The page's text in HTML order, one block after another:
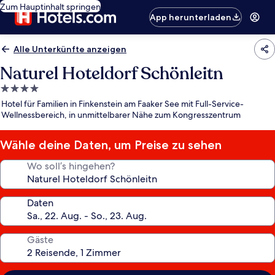
Zum Hauptinhalt springen
App herunterladen
Alle Unterkünfte anzeigen
Naturel Hoteldorf Schönleitn
4.0-
Sterne-
Unterkunft
Hotel für Familien in Finkenstein am Faaker See mit Full-Service-
Wellnessbereich, in unmittelbarer Nähe zum Kongresszentrum
Wähle deine Daten, um Preise zu sehen
Wo soll’s hingehen?
Daten
Gäste